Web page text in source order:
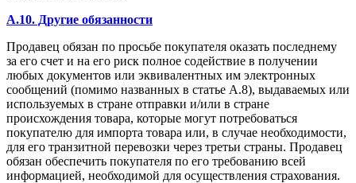
A.10. Другие обязанности
Продавец обязан по просьбе покупателя оказать последнему
за его счет и на его риск полное содействие в получении
любых документов или эквивалентных им электронных
сообщений (помимо названных в статье А.8), выдаваемых или
используемых в стране отправки и/или в стране
происхождения товара, которые могут потребоваться
покупателю для импорта товара или, в случае необходимости,
для его транзитной перевозки через третьи страны. Продавец
обязан обеспечить покупателя по его требованию всей
информацией, необходимой для осуществления страхования.